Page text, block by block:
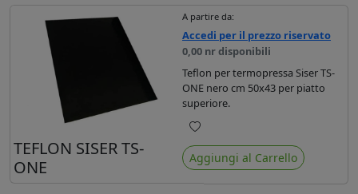
TEFLON SISER TS-
ONE
A partire da:
Accedi per il prezzo riservato
0,00 nr disponibili
Teflon per termopressa Siser TS-
ONE nero cm 50x43 per piatto
superiore.
Preferiti
Aggiungi al Carrello